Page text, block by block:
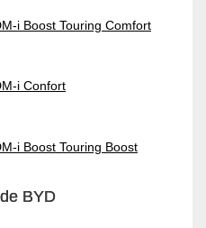
i Boost Touring Comfort
i Confort
i Boost Touring Boost
BYD